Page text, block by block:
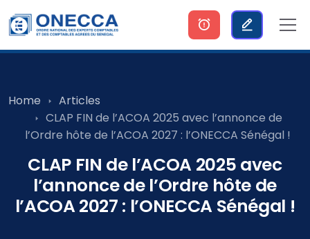
Home
Articles
CLAP FIN de l’ACOA 2025 avec l’annonce de
l’Ordre hôte de l’ACOA 2027 : l’ONECCA Sénégal !
CLAP FIN de l’ACOA 2025 avec
l’annonce de l’Ordre hôte de
l’ACOA 2027 : l’ONECCA Sénégal !